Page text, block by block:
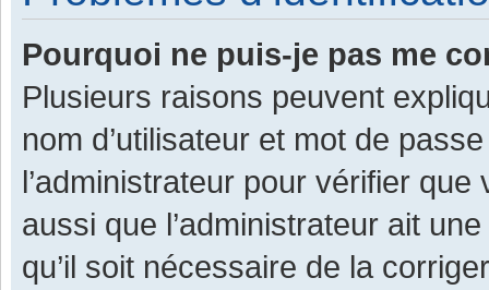
Pourquoi ne puis-je pas me
Plusieurs raisons peuvent
nom d’utilisateur et mot de
l’administrateur pour vérifier
aussi que l’administrateur ait
qu’il soit nécessaire de la